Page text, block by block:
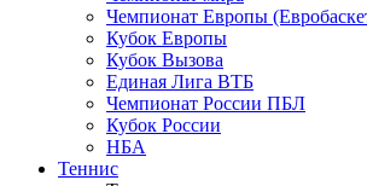
Чемпионат Европы
Кубок Европы
Кубок Вызова
Единая Лига ВТБ
Чемпионат России ПБЛ
Кубок России
НБА
Теннис